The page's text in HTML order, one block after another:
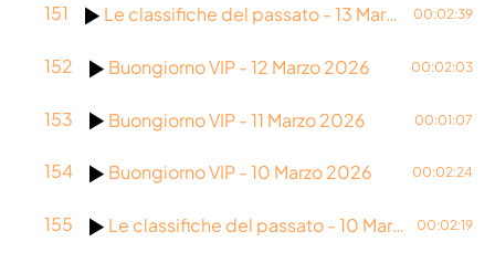
151 Le classifiche del passato - 13 Marzo 2026 00:02:39
152 Buongiorno VIP - 12 Marzo 2026 00:02:03
153 Buongiorno VIP - 11 Marzo 2026 00:01:07
154 Buongiorno VIP - 10 Marzo 2026 00:02:24
155 Le classifiche del passato - 10 Marzo 2026 00:02:19